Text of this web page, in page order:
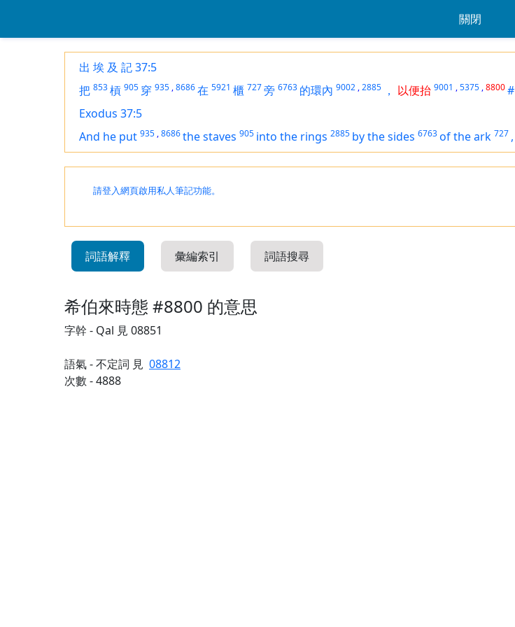
關閉
出 埃 及 記 37:5
把 853槓 905 穿 935 ,8686在 5921 櫃 727旁 6763 的環內 9002 ,2885 ， 以便抬 9001 ,5375 ,8800#
Exodus 37:5
And he put 935 ,8686the staves 905 into the rings 2885 by the sides 6763of the ark 727 ,
請登入網頁啟用私人筆記功能。
詞語解釋 彙編索引 詞語搜尋
希伯來時態 #8800 的意思
字幹 - Qal 見 08851
語氣 - 不定詞 見 08812
次數 - 4888